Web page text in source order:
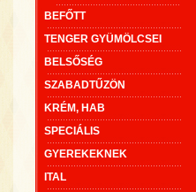
BEFŐTT
TENGER GYÜMÖLCSEI
BELSŐSÉG
SZABADTŰZÖN
KRÉM, HAB
SPECIÁLIS
GYEREKEKNEK
ITAL